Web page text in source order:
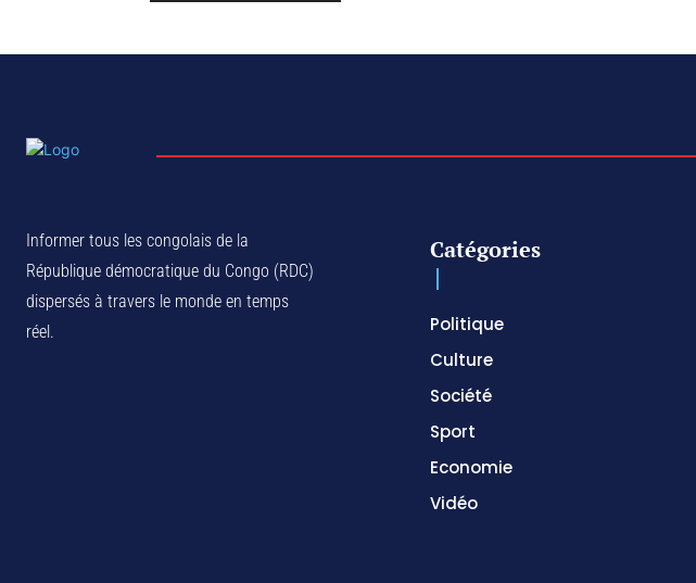
Informer tous les congolais de la
République démocratique du Congo (RDC)
dispersés à travers le monde en temps
réel.
Catégories
Politique
Culture
Société
Sport
Economie
Vidéo